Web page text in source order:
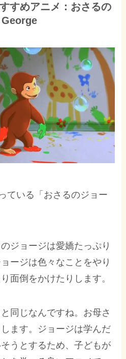
すめアニメ：おさるの
ている「おさるのジョー
ジョージは愛嬌たっぷり
ージは色々なことをやり
面倒をかけたりします。
同じなんですね。お母さ
ます。ジョージは学んだ
うとするため、子どもが